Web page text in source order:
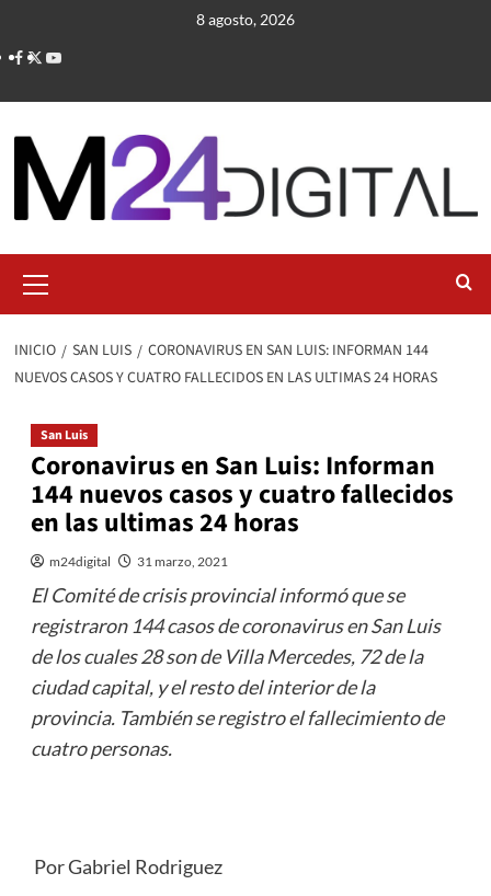
contenido
8 agosto, 2026
primario
INICIO SAN LUIS
CORONAVIRUS EN SAN LUIS: INFORMAN 144
NUEVOS CASOS Y CUATRO FALLECIDOS EN LAS ULTIMAS 24 HORAS
San Luis
Coronavirus en San Luis: Informan
144 nuevos casos y cuatro fallecidos
en las ultimas 24 horas
m24digital 31 marzo, 2021
El Comité de crisis provincial informó que se
registraron 144 casos de coronavirus en San Luis
de los cuales 28 son de Villa Mercedes, 72 de la
ciudad capital, y el resto del interior de la
provincia. También se registro el fallecimiento de
cuatro personas.
Por Gabriel Rodriguez